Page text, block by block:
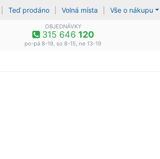
Teď prodáno Volná místa Vše o nákupu
OBJEDNÁVKY
315 646 120
po-pá 8-19, so 8-15, ne 13-19